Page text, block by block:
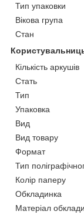
Тип упаковки
Вікова група
Стан
Кількість аркушів
Стать
Тип
Упаковка
Вид
Вид товару
Формат
Тип
Колір паперу
Обкладинка
Матеріал